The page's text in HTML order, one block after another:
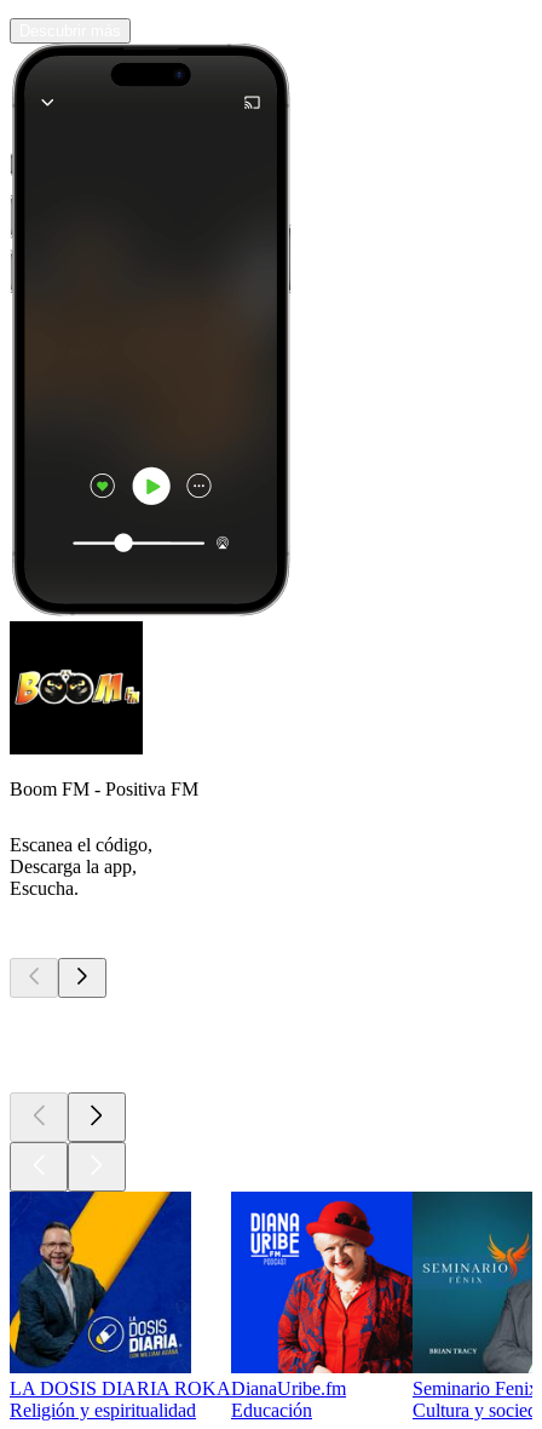
Boom FM - Positiva FM
Escanea el código,
Descarga la app,
Escucha.
LA DOSIS DIARIA ROKA
Religión y espiritualidad
DianaUribe.fm
Educación
Seminario
Cultura y